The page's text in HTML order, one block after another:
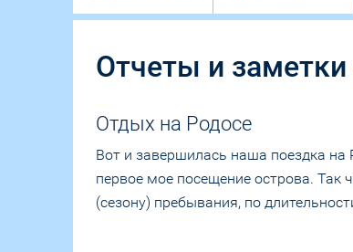
Отчеты и
Отдых на Родосе
Вот и завершилась наша поездка на
первое мое посещение острова. Так
(сезону) пребывания, по